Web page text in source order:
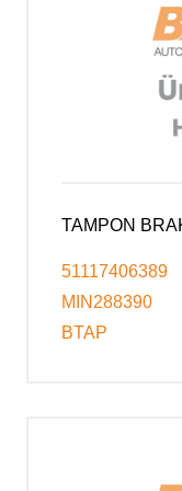
TAMPON
51117406389
MIN288390
BTAP